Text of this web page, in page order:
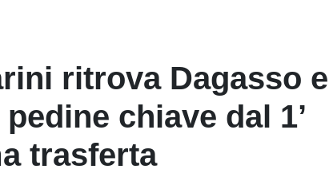
ritrova Dagasso e
chiave dal 1’
trasferta